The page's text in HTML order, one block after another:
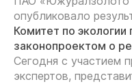
опубликовало
Комитет по
законопроектом о
Сегодня с участием
экспертов,